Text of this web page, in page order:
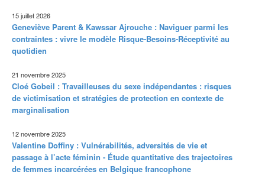
15 juillet 2026
Geneviève Parent & Kawssar Ajrouche : Naviguer parmi les
contraintes : vivre le modèle Risque-Besoins-Réceptivité au
quotidien
21 novembre 2025
Cloé Gobeil : Travailleuses du sexe indépendantes : risques
de victimisation et stratégies de protection en contexte de
marginalisation
12 novembre 2025
Valentine Doffiny : Vulnérabilités, adversités de vie et
passage à l’acte féminin - Étude quantitative des trajectoires
de femmes incarcérées en Belgique francophone